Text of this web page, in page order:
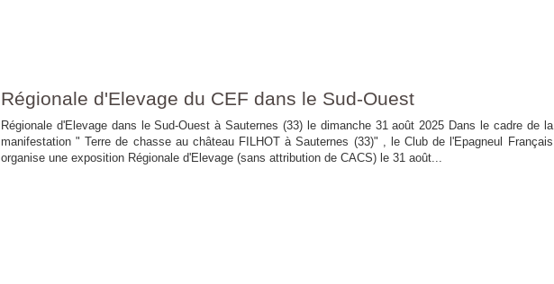
Régionale d'Elevage du CEF dans le Sud-Ouest
Régionale d'Elevage dans le Sud-Ouest à Sauternes (33) le dimanche 31 août 2025 Dans le cadre de la
manifestation " Terre de chasse au château FILHOT à Sauternes (33)" , le Club de l'Epagneul Français
organise une exposition Régionale d'Elevage (sans attribution de CACS) le 31 août...